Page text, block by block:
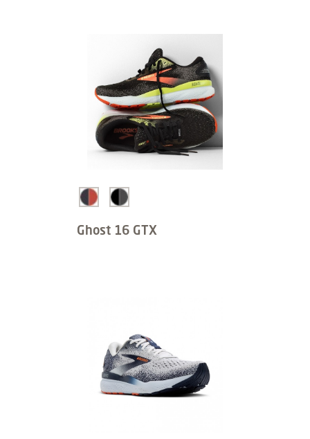
Ghost 16 GTX